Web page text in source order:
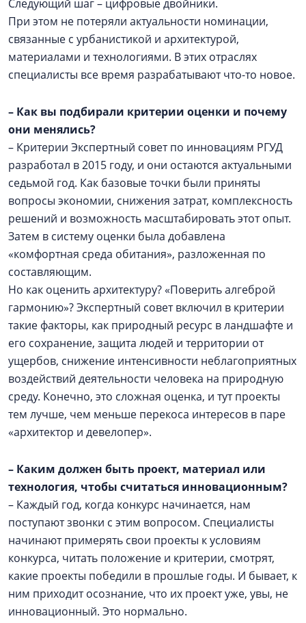
Следующий шаг – цифровые двойники.
При этом не потеряли актуальности номинации,
связанные с урбанистикой и архитектурой,
материалами и технологиями. В этих отраслях
специалисты все время разрабатывают что-то новое.
– Как вы подбирали критерии оценки и почему
они менялись?
– Критерии Экспертный совет по инновациям РГУД
разработал в 2015 году, и они остаются актуальными
седьмой год. Как базовые точки были приняты
вопросы экономии, снижения затрат, комплексность
решений и возможность масштабировать этот опыт.
Затем в систему оценки была добавлена
«комфортная среда обитания», разложенная по
составляющим.
Но как оценить архитектуру? «Поверить алгеброй
гармонию»? Экспертный совет включил в критерии
такие факторы, как природный ресурс в ландшафте и
его сохранение, защита людей и территории от
ущербов, снижение интенсивности неблагоприятных
воздействий деятельности человека на природную
среду. Конечно, это сложная оценка, и тут проекты
тем лучше, чем меньше перекоса интересов в паре
«архитектор и девелопер».
– Каким должен быть проект, материал или
технология, чтобы считаться инновационным?
– Каждый год, когда конкурс начинается, нам
поступают звонки с этим вопросом. Специалисты
начинают примерять свои проекты к условиям
конкурса, читать положение и критерии, смотрят,
какие проекты победили в прошлые годы. И бывает, к
ним приходит осознание, что их проект уже, увы, не
инновационный. Это нормально.